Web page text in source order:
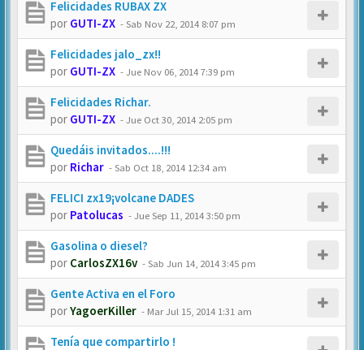
Felicidades RUBAX ZX
por GUTI-ZX -Sab Nov 22, 2014 8:07 pm
Felicidades jalo_zx!!
por GUTI-ZX -Jue Nov 06, 2014 7:39 pm
Felicidades Richar.
por GUTI-ZX -Jue Oct 30, 2014 2:05 pm
Quedáis invitados....!!!
por Richar -Sab Oct 18, 2014 12:34 am
FELICI zx19¡volcane DADES
por Patolucas -Jue Sep 11, 2014 3:50 pm
Gasolina o diesel?
por CarlosZX16v -Sab Jun 14, 2014 3:45 pm
Gente Activa en el Foro
porYagoerKiller - Mar Jul 15, 2014 1:31 am
Tenía que compartirlo !